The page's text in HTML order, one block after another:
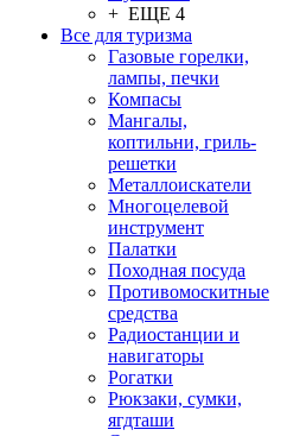
+ ЕЩЕ 4
Все для туризма
Газовые горелки,
лампы, печки
Компасы
Мангалы,
коптильни, гриль-
решетки
Металлоискатели
Многоцелевой
инструмент
Палатки
Походная посуда
Противомоскитные
средства
Радиостанции и
навигаторы
Рогатки
Рюкзаки, сумки,
ягдташи